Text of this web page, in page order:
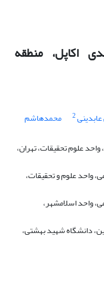
اکاپل، منطقه
2 محمدهاشم
علوم تحقیقات، تهران،
واحد علوم و تحقیقات،
واحد اسلامشهر،
دانشگاه شهید بهشتی،